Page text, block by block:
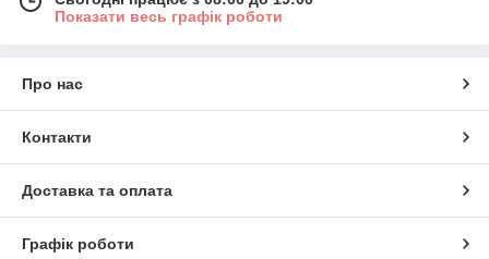
Показати весь графік роботи
Про нас
Контакти
Доставка та оплата
Графік роботи